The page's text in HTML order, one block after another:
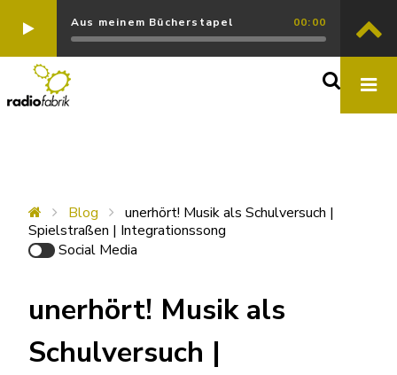
Aus meinem Bücherstapel 00:00
Blog
unerhört! Musik als Schulversuch |
Spielstraßen | Integrationssong
Social Media
unerhört! Musik als
Schulversuch |